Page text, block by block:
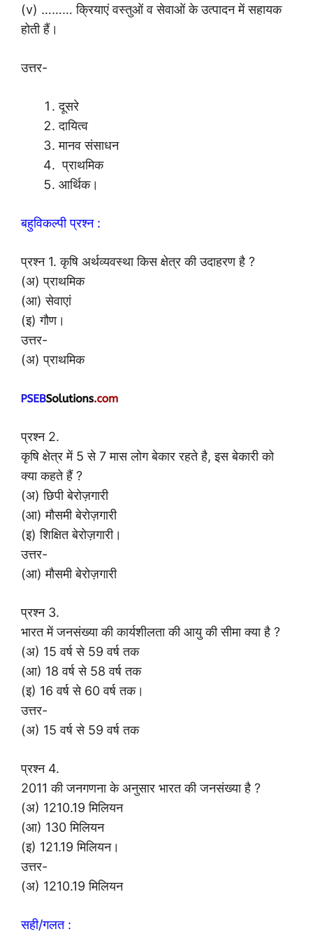
(v) ……… क्रियाएं वस्तुओं व सेवाओं के उत्पादन में सहायक
होती हैं।
उत्तर-
दूसरे
दायित्व
मानव संसाधन
प्राथमिक
आर्थिक।
बहुविकल्पी प्रश्न :
प्रश्न 1. कृषि अर्थव्यवस्था किस क्षेत्र की उदाहरण है ?
(अ) प्राथमिक
(आ) सेवाएां
(इ) गौण।
उत्तर-
(अ) प्राथमिक
प्रश्न 2.
कृषि क्षेत्र में 5 से 7 मास लोग बेकार रहते है, इस बेकारी को
क्या कहते हैं ?
(अ) छिपी बेरोज़गारी
(आ) मौसमी बेरोज़गारी
(इ) शिक्षित बेरोज़गारी।
उत्तर-
(आ) मौसमी बेरोज़गारी
प्रश्न 3.
भारत में जनसंख्या की कार्यशीलता की आयु की सीमा क्या है ?
(अ) 15 वर्ष से 59 वर्ष तक
(आ) 18 वर्ष से 58 वर्ष तक
(इ) 16 वर्ष से 60 वर्ष तक।
उत्तर-
(अ) 15 वर्ष से 59 वर्ष तक
प्रश्न 4.
2011 की जनगणना के अनुसार भारत की जनसंख्या है ?
(अ) 1210.19 मिलियन
(आ) 130 मिलियन
(इ) 121.19 मिलियन।
उत्तर-
(अ) 1210.19 मिलियन
सही/गलत :